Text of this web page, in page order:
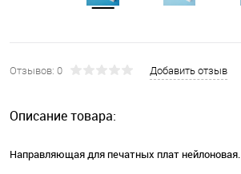
Отзывов: 0 Добавить отзыв
Описание товара:
Направляющая для печатных плат нейлоновая.